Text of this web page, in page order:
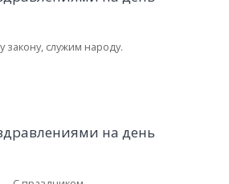
закону, служим народу.